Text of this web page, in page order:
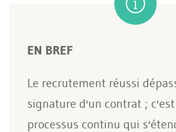
EN BREF
Le recrutement réussi
signature d'un contrat ;
processus continu qui